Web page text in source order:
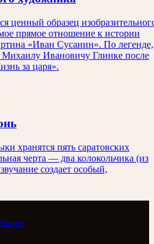
ценный образец
прямое отношение к истории
«Иван Сусанин». По легенде,
Ивановичу Глинке после
за царя».
хранятся пять саратовских
черта — два колокольчика (из
создает особый,